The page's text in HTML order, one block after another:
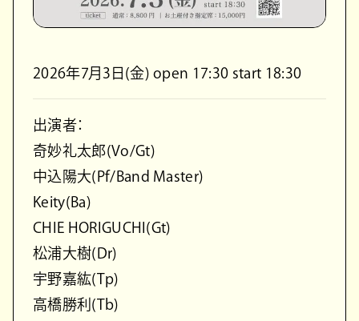
2026年7月3日(金) open 17:30 start 18:30
出演者：
奇妙礼太郎(Vo/Gt)
中込陽大(Pf/Band Master)
Keity(Ba)
CHIE HORIGUCHI(Gt)
松浦大樹(Dr)
宇野嘉紘(Tp)
高橋勝利(Tb)